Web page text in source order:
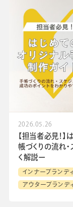
2026.05.26
【担当者必見！
帳づくりの流れ
く解説ー
インナーブランデ
アウターブランデ